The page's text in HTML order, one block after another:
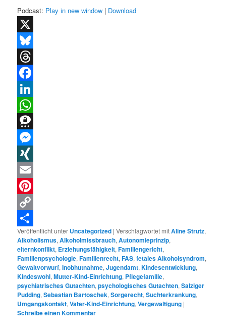
Podcast: Play in new window | Download
X
Bluesky
Threads
Facebook
LinkedIn
WhatsApp
Threema
Messenger
XING
Email
Pinterest
Copy
Link
Teilen
Veröffentlicht unter Uncategorized |Verschlagwortet mitAline Strutz,
Alkoholismus,Alkoholmissbrauch,Autonomieprinzip,
elternkonflikt, Erziehungsfähigkeit,Familiengericht,
Familienpsychologie,Familienrecht,FAS,fetales Alkoholsyndrom,
Gewaltvorwurf,Inobhutnahme,Jugendamt,Kindesentwicklung,
Kindeswohl,Mutter-Kind-Einrichtung, Pflegefamilie,
psychiatrisches Gutachten,psychologisches Gutachten,Salziger
Pudding,Sebastian Bartoschek,Sorgerecht,Suchterkrankung,
Umgangskontakt,Vater-Kind-Einrichtung,Vergewaltigung |
Schreibe einen Kommentar